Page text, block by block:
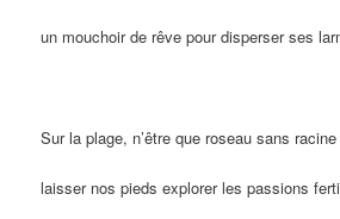
un mouchoir de rêve pour disperser ses
Sur la plage, n’être que roseau sans racine
laisser nos pieds explorer les passions